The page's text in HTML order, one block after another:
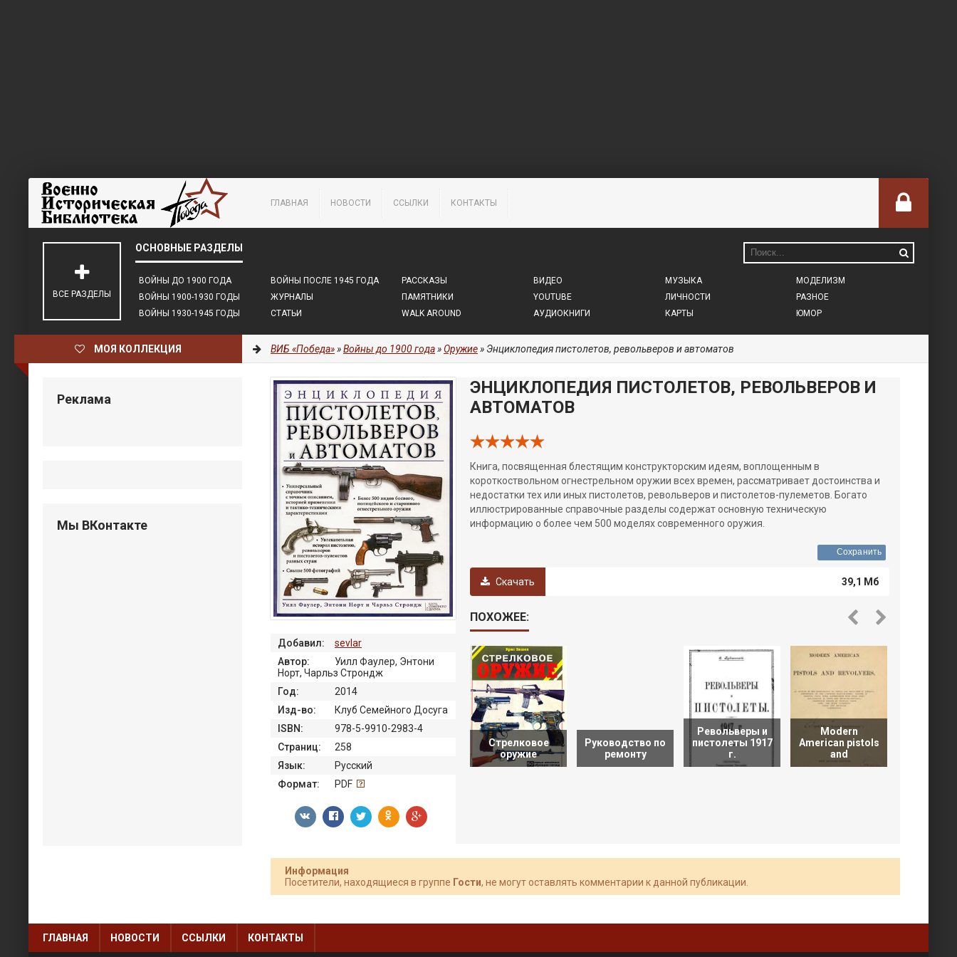
ГЛАВНАЯ НОВОСТИ ССЫЛКИ КОНТАКТЫ
ВОЙНЫ ДО 1900 ГОДА
ВОЙНЫ 1900-1930 ГОДЫ
ВОЙНЫ 1930-1945 ГОДЫ
ВОЙНЫ ПОСЛЕ 1945 ГОДА
ЖУРНАЛЫ
СТАТЬИ
РАССКАЗЫ
ПАМЯТНИКИ
WALK AROUND
ВИДЕО
YOUTUBE
АУДИОКНИГИ
МУЗЫКА
ЛИЧНОСТИ
КАРТЫ
МОДЕЛИЗМ
РАЗНОЕ
ЮМОР
ВСЕ РАЗДЕЛЫ
МОЯ КОЛЛЕКЦИЯ ВИБ «Победа»»Войны до 1900 года»Оружие» Энциклопедия пистолетов, револьверов и автоматов
ЭНЦИКЛОПЕДИЯ ПИСТОЛЕТОВ, РЕВОЛЬВЕРОВ И
АВТОМАТОВ
Книга, посвященная блестящим конструкторским идеям, воплощенным в
короткоствольном огнестрельном оружии всех времен, рассматривает достоинства и
недостатки тех или иных пистолетов, револьверов и пистолетов-пулеметов. Богато
иллюстрированные справочные разделы содержат основную техническую
информацию о более чем 500 моделях современного оружия.
Сохранить
Скачать 39,1 Мб
Добавил:
sevlar
Автор:
Уилл Фаулер, Энтони
Норт, Чарльз Строндж
Год:
2014
Изд-во:
Клуб Семейного Досуга
ISBN:
978-5-9910-2983-4
Страниц:
258
Язык:
Русский
Формат:
PDF
ПОХОЖЕЕ:
Стрелковое
оружие
Руководство по
ремонту
Револьверы и
пистолеты 1917
г.
Modern
American pistols
and
Информация
Посетители, находящиеся в группе Гости, не могут оставлять комментарии к данной публикации.
Реклама
Мы ВКонтакте
ГЛАВНАЯ НОВОСТИ ССЫЛКИ КОНТАКТЫ